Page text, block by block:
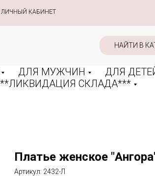
ЛИЧНЫЙ КАБИНЕТ
НАЙТИ В
ДЛЯ МУЖЧИН ДЛЯ
СКЛАДА***
Платье женское
Артикул: 2432-Л